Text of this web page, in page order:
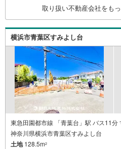
取り扱い不動産会社をも
横浜市青葉区すみよし台
東急田園都市線 「青葉台」駅 バス11
神奈川県横浜市青葉区すみよし台
土地128.5m2